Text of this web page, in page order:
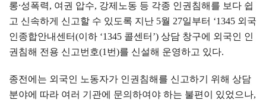
롱⸱성폭력, 여권 압수, 강제노동 등 각종 인권침해를 보다 쉽
고 신속하게 신고할 수 있도록 지난 5월 27일부터 ‘1345 외국
인종합안내센터(이하 ‘1345 콜센터 ’) 상담 창구에 외국인 인
권침해 전용 신고번호(1 번)를 신설해 운영하고 있다.
종전에는 외국인 노동자가 인권침해를 신고하기 위해 상담
분야에 따라 여러 기관에 문의하여야 하는 불편이 있었으나,